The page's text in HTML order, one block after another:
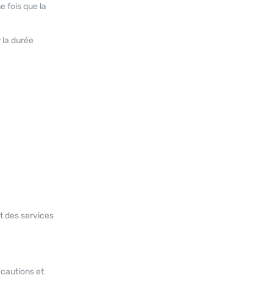
fois que la
durée
des services
et